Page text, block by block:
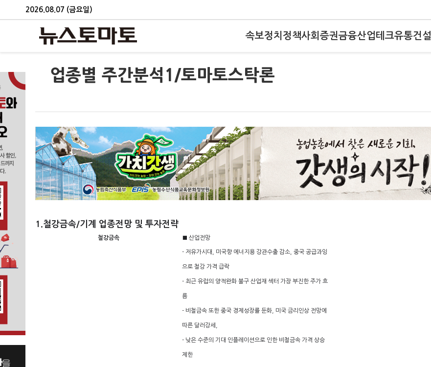
2026.08.07 (금요일)
속보정치 정책사회 증권금융산업테크유통건설
업종별 주간분석1/토마토스탁론
1.철강금속/기계 업종전망 및 투자전략
철강금속 ■ 산업전망
- 저유가시대, 미국향 에너지용 강관수출 감소, 중국 공급과잉
으로 철강 가격 급락
- 최근 유럽의 양적완화 불구 산업재 섹터 가장 부진한 주가 흐
름
- 비철금속 또한 중국 경제성장률 둔화, 미국 금리인상 전망에
따른 달러강세,
- 낮은 수준의 기대 인플레이션으로 인한 비철금속 가격 상승
제한